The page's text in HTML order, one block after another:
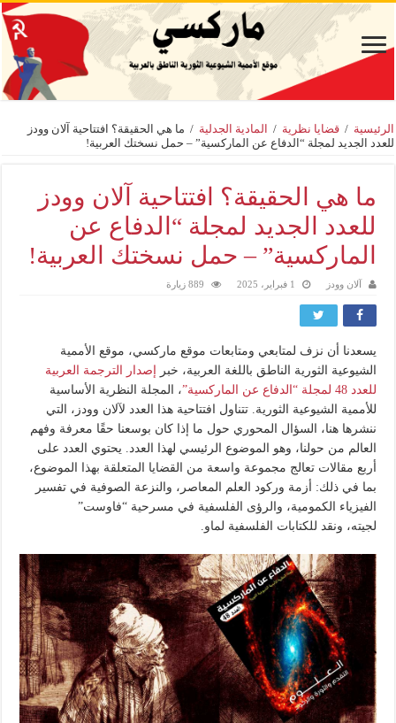
الرئيسية / قضايا نظرية / المادية الجدلية / ما هي الحقيقة؟ افتتاحية آلان وودز
للعدد الجديد لمجلة “الدفاع عن الماركسية” – حمل نسختك العربية!
ما هي الحقيقة؟ افتتاحية آلان وودز
للعدد الجديد لمجلة “الدفاع عن
الماركسية” – حمل نسختك العربية!
آلان وودز 1 فبراير، 2025 889 زيارة
يسعدنا أن نزف لمتابعي ومتابعات موقع ماركسي، موقع الأممية
الشيوعية الثورية الناطق باللغة العربية، خبر
إصدار الترجمة العربية
للعدد 48 لمجلة “الدفاع عن الماركسية”
، المجلة النظرية الأساسية
للأممية الشيوعية الثورية. تتناول افتتاحية هذا العدد لآلان وودز، التي
ننشرها هنا، السؤال المحوري حول ما إذا كان بوسعنا حقًا معرفة وفهم
العالم من حولنا، وهو الموضوع الرئيسي لهذا العدد. يحتوي العدد على
أربع مقالات تعالج مجموعة واسعة من القضايا المتعلقة بهذا الموضوع،
بما في ذلك: أزمة وركود العلم المعاصر، والنزعة الصوفية في تفسير
الفيزياء الكمومية، والرؤى الفلسفية في مسرحية “فاوست”
لجيته، ونقد للكتابات الفلسفية لماو.